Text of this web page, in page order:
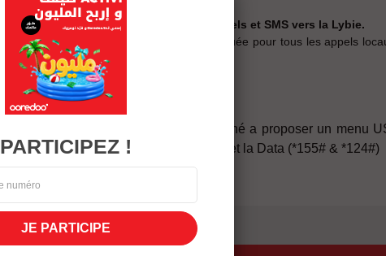
25% de remise pour les appels et SMS vers la Lybie.
Une tarification unique appliquée pour tous les appels
les opérateurs.
USSD en Arabe
On est le seul sur le marché a proposer un menu
des forfaits internationaux et la Data (*155# & *124#)
PARTICIPEZ !
JE PARTICIPE